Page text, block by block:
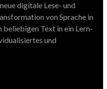
digitale Lese- und
von Sprache in
beliebigen Text in ein Lern-
und